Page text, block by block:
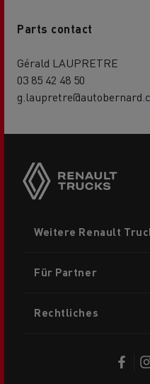
Parts contact
Gérald LAUPRETRE
03 85 42 48 50
buttons
menu
Weitere Renault
Für Partner
Rechtliches